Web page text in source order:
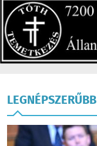
LEGNÉPSZERŰBB